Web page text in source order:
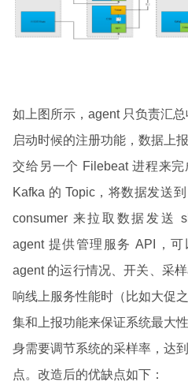
如上图所示，agent 只负责汇
启动时候的注册功能，数据上
交给另一个 Filebeat 进程来
Kafka 的 Topic，将数据发送
consumer 来拉取数据发送
agent 提供管理服务 API，
agent 的运行情况、开关、采
响线上服务性能时（比如大促
集和上报功能来保证系统最大
身需要调节系统的采样率，达
点。改造后的优缺点如下：